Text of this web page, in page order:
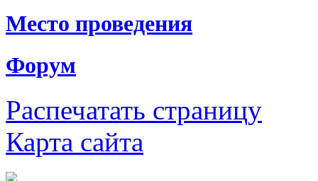
Место проведения
Форум
Распечатать страницу
Карта сайта